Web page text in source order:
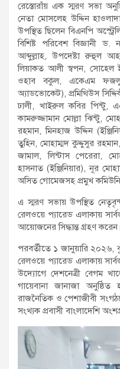
রেস্তোরাঁয় এক স্মরণ সভা
নেতা মোসলেহ উদ্দিন
উপস্থিত ছিলেন বিএনপি
বিশিষ্ট পরিবেশ বিজ্ঞানী
আব্দুল্লাহ, উপদেষ্টা রুহুল
লিয়াকত আলী স্বপন, সোহেল
ওহাব বকুল, একেএম
অ্যাডভোকেট), প্রমিথিউস
ঢালী, খাইরুল কবির পিন্টু,
কামরুজ্জামান মোল্লা ঝিন্টু,
রহমান, মিনহাজ উদ্দিন
তুহিন, মোহাম্মদ কুদ্দুসুর
জামাল, লিন্টাস পেরেরা,
হাসনাত (ইঞ্জিনিয়ার), নূর
অসিত গোমেজসহ প্রমুখ
এ স্মরণ সভায় উপস্থিত
রেলওয়ে প্যারেড এলাকায়
আয়োজনের সিদ্ধান্ত গ্রহণ করেন।
পরবর্তীতে ১ জানুয়ারি ২০২৬,
রেলওয়ে প্যারেড এলাকায়
উদ্যোগে দেশনেত্রী বেগম
গায়েবানা জানাজা অনুষ্ঠিত
রাজনৈতিক ও পেশাজীবী
সংখ্যক প্রবাসী বাংলাদেশি